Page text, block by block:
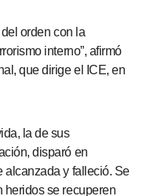
orden con la
interno”, afirmó
que dirige el ICE, en
la de sus
disparó en
alcanzada y falleció. Se
heridos se recuperen